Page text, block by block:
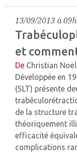
13/09/2013 à
et
De Christian Noël
Développée en
(SLT) présente
de la structure
théoriquement
efficacité
complications